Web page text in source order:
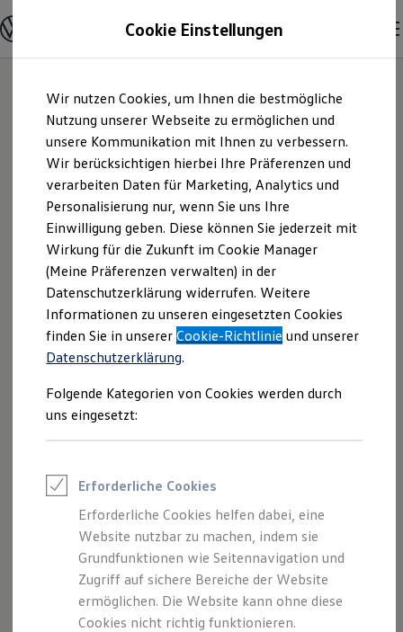
Hauptinhalt
springen
Footer
springen
Modelle und Konfigurator
Konfigurator
Modelle vergleichen
Elektroautos
ENERGY Sondermodelle
Nutzfahrzeuge
SUV und CUV
Familienautos
Kombis
Kompaktwagen
Sportwagen
Schnell verfügbare Fahrzeuge
Angebote und Produkte
Aktuelle Angebote
E-Auto-Förderung
Volkswagen Marktplatz
Die ENERGY Sondermodelle
Junge Gebrauchtwagen und Gebrauchtwagen
Volkswagen Zertifizierte Gebrauchtwagen
Elektromobilität bei Gebrauchtwagen
Saisonangebote
Reifenpakete
Leasing
Leasing-Angebote
Elektroauto Leasing
Kleinwagen-Leasing
Leasing ohne Anzahlung
Finanzierung
Autokredit mit Schlussrate
Versicherungen und Garantien
Kfz-Versicherung
Restschuldversicherungen
Garantien
Autohaus Schmidt
GmbH & Co. KG |
Impressum &
Rechtliches
Hier finden Sie Informationen über uns
(Autohaus Schmidt GmbH & Co. KG) als
verantwortlichen Anbieter von Inhalten
und Angeboten, die auf dieser Website
Impressum
Datenschutzerklärung
Nutzung von Terminbuchung Online
Cookie Einstellungen
Wir nutzen Cookies, um Ihnen die bestmögliche
Nutzung unserer Webseite zu ermöglichen und
unsere Kommunikation mit Ihnen zu verbessern.
Wir berücksichtigen hierbei Ihre Präferenzen und
verarbeiten Daten für Marketing, Analytics und
Personalisierung nur, wenn Sie uns Ihre
Einwilligung geben. Diese können Sie jederzeit mit
Wirkung für die Zukunft im Cookie Manager
(Meine Präferenzen verwalten) in der
Datenschutzerklärung widerrufen. Weitere
Informationen zu unseren eingesetzten Cookies
finden Sie in unsererCookie-Richtlinie und unserer
Datenschutzerklärung.
Folgende Kategorien von Cookies werden durch
uns eingesetzt:
Erforderliche Cookies
Erforderliche Cookies helfen dabei, eine
Website nutzbar zu machen, indem sie
Grundfunktionen wie Seitennavigation und
Zugriff auf sichere Bereiche der Website
ermöglichen. Die Website kann ohne diese
Cookies nicht richtig funktionieren.